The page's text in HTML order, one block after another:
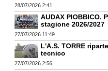
28/07/2026 2:41
AUDAX PIOBBICO.
stagione 2026/2027
27/07/2026 11:49
L'A.S. TORRE
tecnico
27/07/2026 2:56